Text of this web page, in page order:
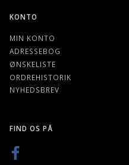
KONTO
MIN KONTO
ADRESSEBOG
ØNSKELISTE
ORDREHISTORIK
NYHEDSBREV
FIND OS PÅ